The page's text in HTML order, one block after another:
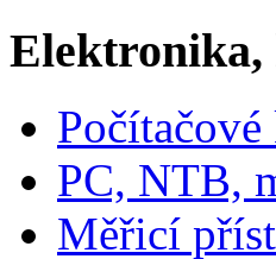
Elektronika,
PC, NTB,
Měřicí